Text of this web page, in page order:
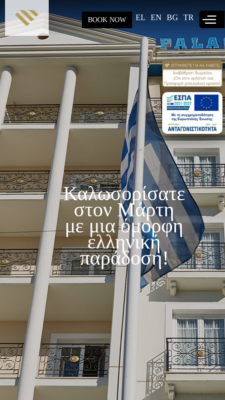
κυρίως
περιεχόμενο
BOOK NOW EL EN BG TR
Καλωσορίσατε
στον Μάρτη
με μια όμορφη
ελληνική
παράδοση!